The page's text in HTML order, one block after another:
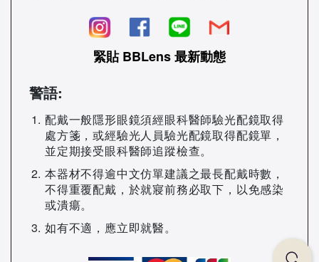
緊貼 BBLens 最新動態
警語:
配戴一般隱形眼鏡須經眼科醫師驗光配鏡取得
處方箋，或經驗光人員驗光配鏡取得配鏡單，
並定期接受眼科醫師追蹤檢查。
本器材不得逾中文仿單建議之最長配戴時數，
不得重覆配戴，於就寢前務必取下，以免感染
或潰瘍。
如有不適，應立即就醫。